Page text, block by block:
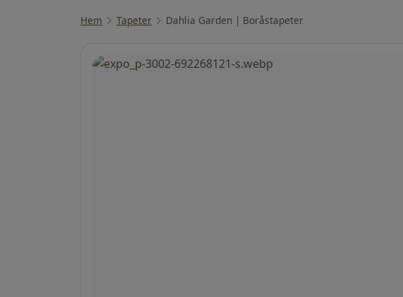
Hem Tapeter Dahlia Garden | Boråstapeter